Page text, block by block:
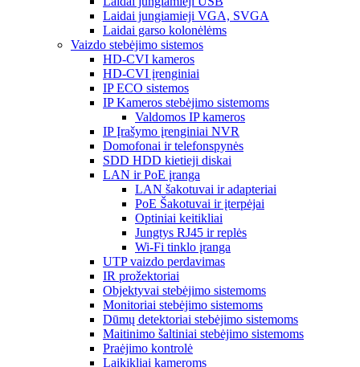
Laidai jungiamieji VGA, SVGA
Laidai garso kolonėlėms
Vaizdo stebėjimo sistemos
HD-CVI kameros
HD-CVI įrenginiai
IP ECO sistemos
IP Kameros stebėjimo sistemoms
Valdomos IP kameros
IP Įrašymo įrenginiai NVR
Domofonai ir telefonspynės
SDD HDD kietieji diskai
LAN ir PoE įranga
LAN šakotuvai ir adapteriai
PoE Šakotuvai ir įterpėjai
Optiniai keitikliai
Jungtys RJ45 ir replės
Wi-Fi tinklo įranga
UTP vaizdo perdavimas
IR prožektoriai
Objektyvai stebėjimo sistemoms
Monitoriai stebėjimo sistemoms
Dūmų detektoriai stebėjimo sistemoms
Maitinimo šaltiniai stebėjimo sistemoms
Praėjimo kontrolė
Laikikliai kameroms